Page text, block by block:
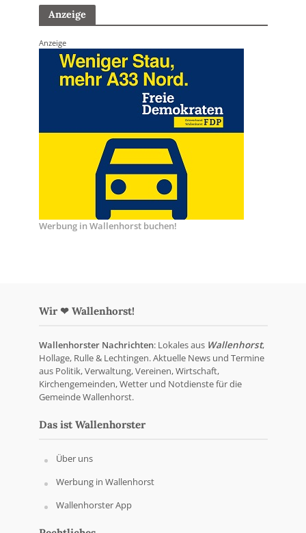
Anzeige
Anzeige
Werbung in Wallenhorst buchen!
Wir ❤ Wallenhorst!
Wallenhorster Nachrichten: Lokales aus Wallenhorst,
Hollage, Rulle & Lechtingen. Aktuelle News und Termine
aus Politik, Verwaltung, Vereinen, Wirtschaft,
Kirchengemeinden, Wetter und Notdienste für die
Gemeinde Wallenhorst.
Das ist Wallenhorster
Über uns
Werbung in Wallenhorst
Wallenhorster App